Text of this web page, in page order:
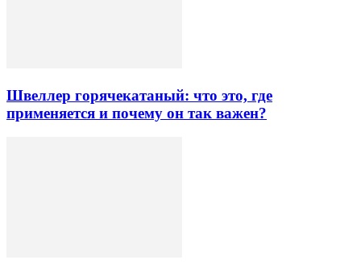
Швеллер горячекатаный: что это, где
применяется и почему он так важен?